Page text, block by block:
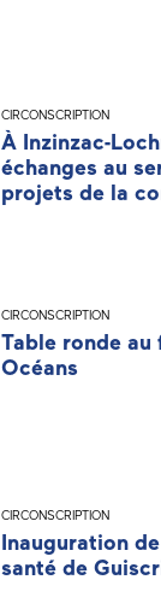
CIRCONSCRIPTION
À Inzinzac-
échanges au
projets de la
CIRCONSCRIPTION
Table ronde
Océans
CIRCONSCRIPTION
Inauguration
santé de